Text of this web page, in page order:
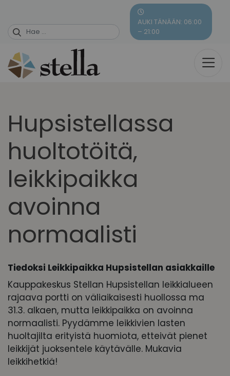
content
AUKI TÄNÄÄN: 06:00
– 21:00
Hupsistellassa
huoltotöitä,
leikkipaikka
avoinna
normaalisti
Tiedoksi Leikkipaikka Hupsistellan asiakkaille
Kauppakeskus Stellan Hupsistellan leikkialueen
rajaava portti on väliaikaisesti huollossa ma
31.3. alkaen, mutta leikkipaikka on avoinna
normaalisti. Pyydämme leikkivien lasten
huoltajilta erityistä huomiota, etteivät pienet
leikkijät juoksentele käytävälle. Mukavia
leikkihetkiä!